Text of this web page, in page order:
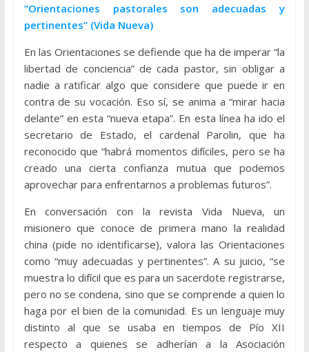
“Orientaciones pastorales son adecuadas y
pertinentes” (Vida Nueva)
En las Orientaciones se defiende que ha de imperar “la
libertad de conciencia” de cada pastor, sin obligar a
nadie a ratificar algo que considere que puede ir en
contra de su vocación. Eso sí, se anima a “mirar hacia
delante” en esta “nueva etapa”. En esta línea ha ido el
secretario de Estado, el cardenal Parolin, que ha
reconocido que “habrá momentos difíciles, pero se ha
creado una cierta confianza mutua que podemos
aprovechar para enfrentarnos a problemas futuros”.
En conversación con la revista Vida Nueva, un
misionero que conoce de primera mano la realidad
china (pide no identificarse), valora las Orientaciones
como “muy adecuadas y pertinentes”. A su juicio, “se
muestra lo difícil que es para un sacerdote registrarse,
pero no se condena, sino que se comprende a quien lo
haga por el bien de la comunidad. Es un lenguaje muy
distinto al que se usaba en tiempos de Pío XII
respecto a quienes se adherían a la Asociación